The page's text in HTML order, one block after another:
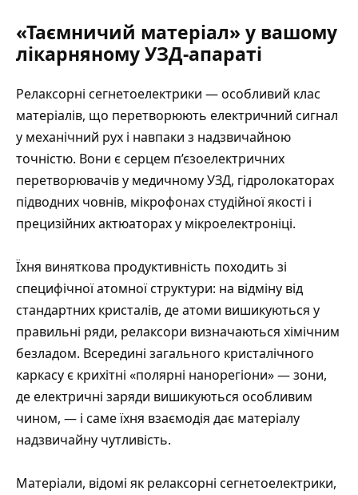
«Таємничий матеріал» у вашому
лікарняному УЗД-апараті
Релаксорні сегнетоелектрики — особливий клас
матеріалів, що перетворюють електричний сигнал
у механічний рух і навпаки з надзвичайною
точністю. Вони є серцем п’єзоелектричних
перетворювачів у медичному УЗД, гідролокаторах
підводних човнів, мікрофонах студійної якості і
прецизійних актюаторах у мікроелектроніці.
Їхня виняткова продуктивність походить зі
специфічної атомної структури: на відміну від
стандартних кристалів, де атоми вишикуються у
правильні ряди, релаксори визначаються хімічним
безладом. Всередині загального кристалічного
каркасу є крихітні «полярні нанорегіони» — зони,
де електричні заряди вишикуються особливим
чином, — і саме їхня взаємодія дає матеріалу
надзвичайну чутливість.
Матеріали, відомі як релаксорні сегнетоелектрики,